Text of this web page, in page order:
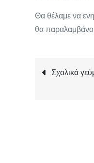
Θα θέλαμε να
θα
Σχολικά